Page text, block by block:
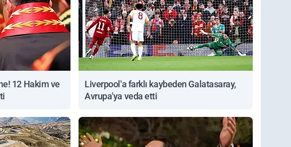
12 Hakim ve
Liverpool'a farklı kaybeden Galatasaray,
Avrupa'ya veda etti